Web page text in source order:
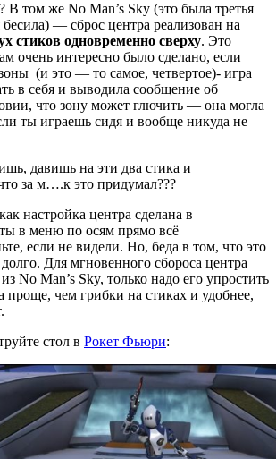
В том же No Man’s Sky (это была третья
— сброс центра реализован на
стиков одновременно сверху. Это
очень интересно было сделано, если
(и это — то самое, четвертое)- игра
в себя и выводила сообщение об
что зону может глючить — она могла
ты играешь сидя и вообще никуда не
давишь на эти два стика и
за м….к это придумал???
настройка центра сделана в
ты в меню по осям прямо всё
если не видели. Но, беда в том, что это
Для мгновенного сбороса центра
No Man’s Sky, только надо его упростить
проще, чем грибки на стиках и удобнее,
стол в Рокет Фьюри: